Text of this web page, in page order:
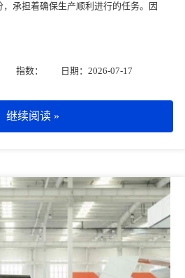
承担着确保生产顺利进行的任务。因
指数： 日期：2026-07-17
继续阅读 »